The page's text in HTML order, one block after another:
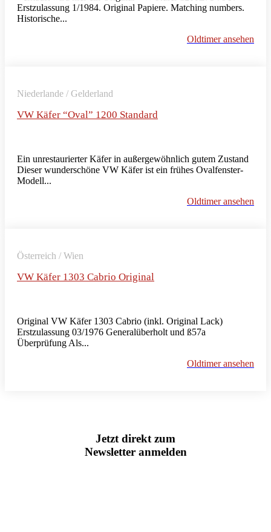
Erstzulassung 1/1984. Original Papiere. Matching numbers.
Historische...
Oldtimer ansehen
Niederlande / Gelderland
VW Käfer “Oval” 1200 Standard
Ein unrestaurierter Käfer in außergewöhnlich gutem Zustand
Dieser wunderschöne VW Käfer ist ein frühes Ovalfenster-
Modell...
Oldtimer ansehen
Österreich / Wien
VW Käfer 1303 Cabrio Original
Original VW Käfer 1303 Cabrio (inkl. Original Lack)
Erstzulassung 03/1976 Generalüberholt und ß57a
Überprüfung Als...
Oldtimer ansehen
Jetzt direkt zum
Newsletter anmelden